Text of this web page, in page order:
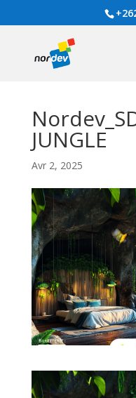
JUNGLE
Avr 2, 2025